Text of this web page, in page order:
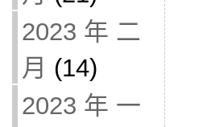
2023 年 二
月 (14)
2023 年 一